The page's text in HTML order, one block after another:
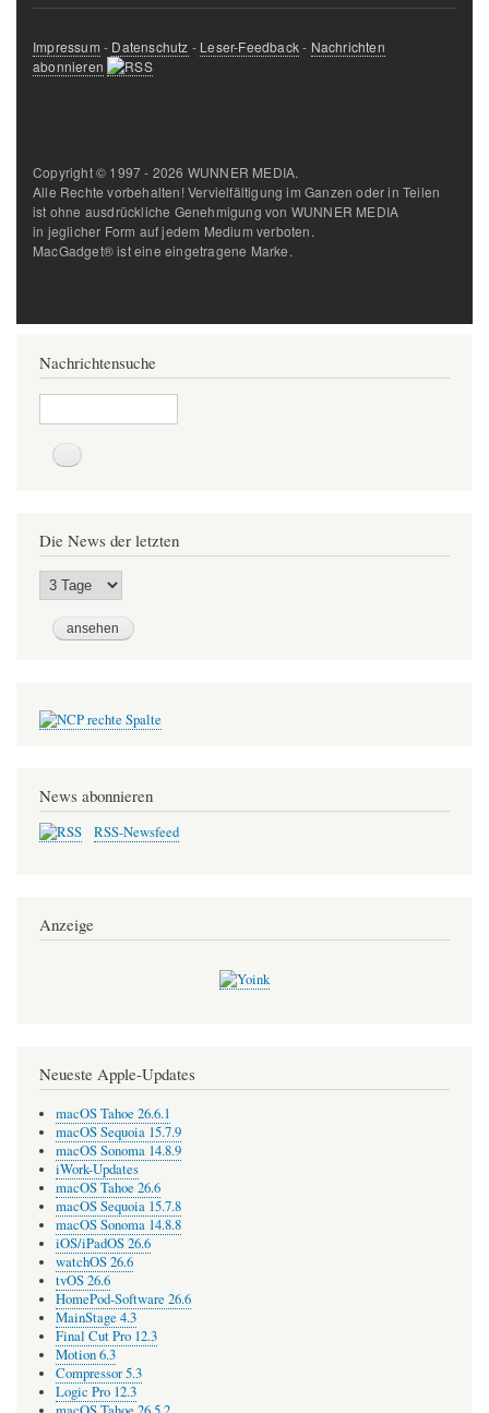
Impressum - Datenschutz - Leser-Feedback- Nachrichten
abonnieren
Copyright © 1997 - 2026 WUNNER MEDIA.
Alle Rechte vorbehalten! Vervielfältigung im Ganzen oder in Teilen
ist ohne ausdrückliche Genehmigung von WUNNER MEDIA
in jeglicher Form auf jedem Medium verboten.
MacGadget® ist eine eingetragene Marke.
Nachrichtensuche
Suche
Die News der letzten
News abonnieren
RSS-Newsfeed
Anzeige
Neueste Apple-Updates
macOS Tahoe 26.6.1
macOS Sequoia 15.7.9
macOS Sonoma 14.8.9
iWork-Updates
macOS Tahoe 26.6
macOS Sequoia 15.7.8
macOS Sonoma 14.8.8
iOS/iPadOS 26.6
watchOS 26.6
tvOS 26.6
HomePod-Software 26.6
MainStage 4.3
Final Cut Pro 12.3
Motion 6.3
Compressor 5.3
Logic Pro 12.3